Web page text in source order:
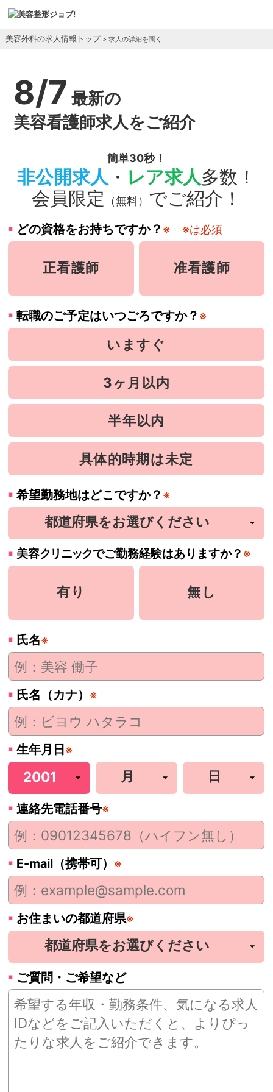
美容外科の求人情報トップ > 求人の詳細を聞く
8/7 最新の
美容看護師求人をご紹介
簡単30秒！
非公開求人 ・ レア求人多数！
会員限定
（無料） でご紹介！
どの資格をお持ちですか？ ※ ※は必須
正看護師 准看護師
転職のご予定はいつごろですか？ ※
いますぐ
3ヶ月以内
半年以内
具体的時期は未定
希望勤務地はどこですか？ ※
美容クリニックでご勤務経験はありますか？ ※
有り 無し
氏名※
氏名（カナ） ※
生年月日 ※
連絡先電話番号※
E-mail（携帯可） ※
お住まいの都道府県※
ご質問・ご希望など